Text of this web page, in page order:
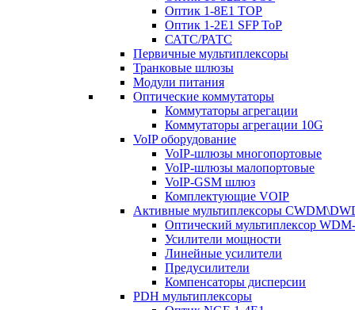
Оптик 1-8E1 TOP
Оптик 1-2E1 SFP ToP
САТС/РАТС
Первичные мультиплексоры
Транковые шлюзы
Модули питания
Оптические коммутаторы
Коммутаторы агрегации
Коммутаторы агрегации 10G
VoIP оборудование
VoIP-шлюзы многопортовые
VoIP-шлюзы малопортовые
VoIP-GSM шлюз
Комплектующие VOIP
Активные мультиплексоры
Оптический мультиплексор
Усилители мощности
Линейные усилители
Предусилители
Компенсаторы дисперсии
PDH мультиплексоры